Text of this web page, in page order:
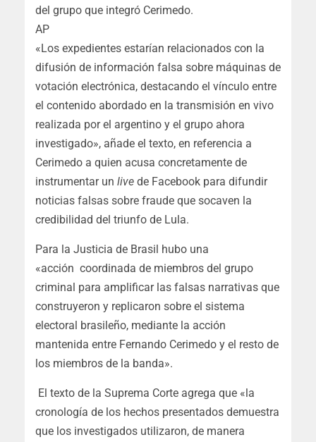
del grupo que integró Cerimedo.
AP
«Los expedientes estarían relacionados con la
difusión de información falsa sobre máquinas de
votación electrónica, destacando el vínculo entre
el contenido abordado en la transmisión en vivo
realizada por el argentino y el grupo ahora
investigado», añade el texto, en referencia a
Cerimedo a quien acusa concretamente de
instrumentar un live de Facebook para difundir
noticias falsas sobre fraude que socaven la
credibilidad del triunfo de Lula.
Para la Justicia de Brasil hubo una
«acción coordinada de miembros del grupo
criminal para amplificar las falsas narrativas que
construyeron y replicaron sobre el sistema
electoral brasileño, mediante la acción
mantenida entre Fernando Cerimedo y el resto de
los miembros de la banda».
El texto de la Suprema Corte agrega que «la
cronología de los hechos presentados demuestra
que los investigados utilizaron, de manera